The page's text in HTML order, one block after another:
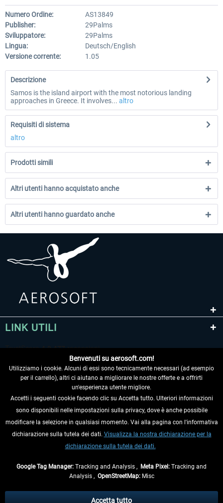
Numero Ordine:
AS13849
Publisher:
29Palms
Sviluppatore:
29Palms
Lingua:
Deutsch/English
Versione corrente:
1.05
Descrizione
Samos is the island airport with the most notorious landing
approaches in Greece. It involves... altro
Requisiti di sistema
altro
Prodotti simili
Altri utenti hanno acquistato anche
Altri utenti hanno guardato anche
LINK UTILI
RECEDERE DAL CONTRATTO
INFORMAZIONI
eventualmente le spese di spedizione, se non diversamente descritto.
Benvenuti su aerosoft.com!
Utilizziamo i cookie. Alcuni di essi sono tecnicamente necessari (ad esempio
per il carrello), altri ci aiutano a migliorare le nostre offerte e a offrirti
un'esperienza utente migliore.
Accetti i seguenti cookie facendo clic su Accetta tutto. Ulteriori informazioni
sono disponibili nelle impostazioni sulla privacy, dove è anche possibile
modificare la selezione in qualsiasi momento. Vai alla pagina con l'informativa
dichiarazione sulla tutela dei dati. Visualizza la nostra dichiarazione per la
dichiarazione sulla tutela dei dati.
Google Tag Manager: Tracking and Analysis , Meta Pixel: Tracking and
Analysis , OpenStreetMap:Misc
Accetta tutto